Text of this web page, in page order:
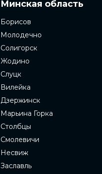
Минская область
Борисов
Молодечно
Солигорск
Жодино
Слуцк
Вилейка
Дзержинск
Марьина Горка
Столбцы
Смолевичи
Несвиж
Заславль